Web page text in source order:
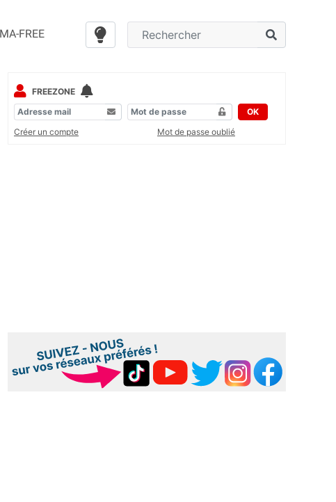
FREE
FREEZONE
OK
Créer un compte
Mot de passe oublié